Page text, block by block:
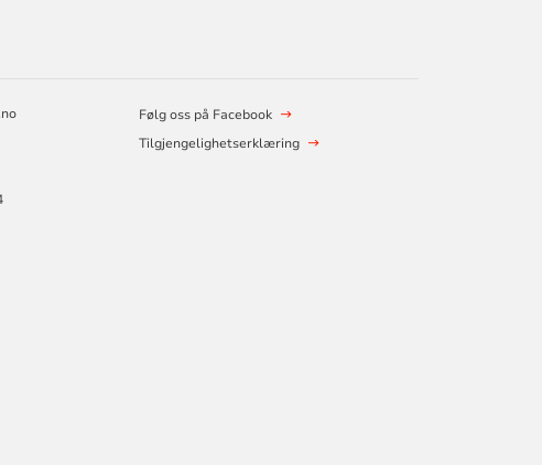
Følg oss på Facebook
Tilgjengelighetserklæring